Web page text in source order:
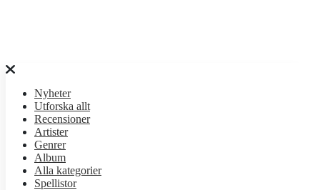
Nyheter
Utforska allt
Recensioner
Artister
Genrer
Album
Alla kategorier
Spellistor